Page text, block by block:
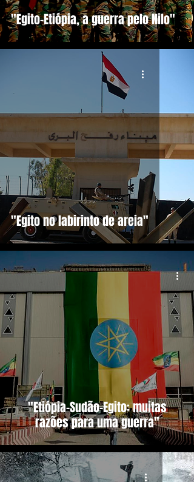
"Egito-Etiópia, a guerra pelo Nilo"
"Egito no labirinto de areia"
"Etiópia-Sudão-Egito: muitas
razões para uma guerra"